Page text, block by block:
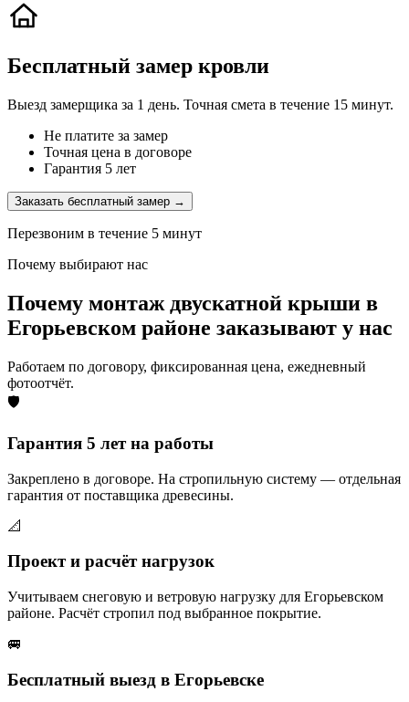
Бесплатный замер кровли
Выезд замерщика за 1 день. Точная смета в течение 15 минут.
Не платите за замер
Точная цена в договоре
Гарантия 5 лет
Заказать бесплатный замер →
Перезвоним в течение 5 минут
Почему выбирают нас
Почему монтаж двускатной крыши в
Егорьевском районе заказывают у нас
Работаем по договору, фиксированная цена, ежедневный
фотоотчёт.
🛡️
Гарантия 5 лет на работы
Закреплено в договоре. На стропильную систему — отдельная
гарантия от поставщика древесины.
📐
Проект и расчёт нагрузок
Учитываем снеговую и ветровую нагрузку для Егорьевском
районе. Расчёт стропил под выбранное покрытие.
🚐
Бесплатный выезд в Егорьевске